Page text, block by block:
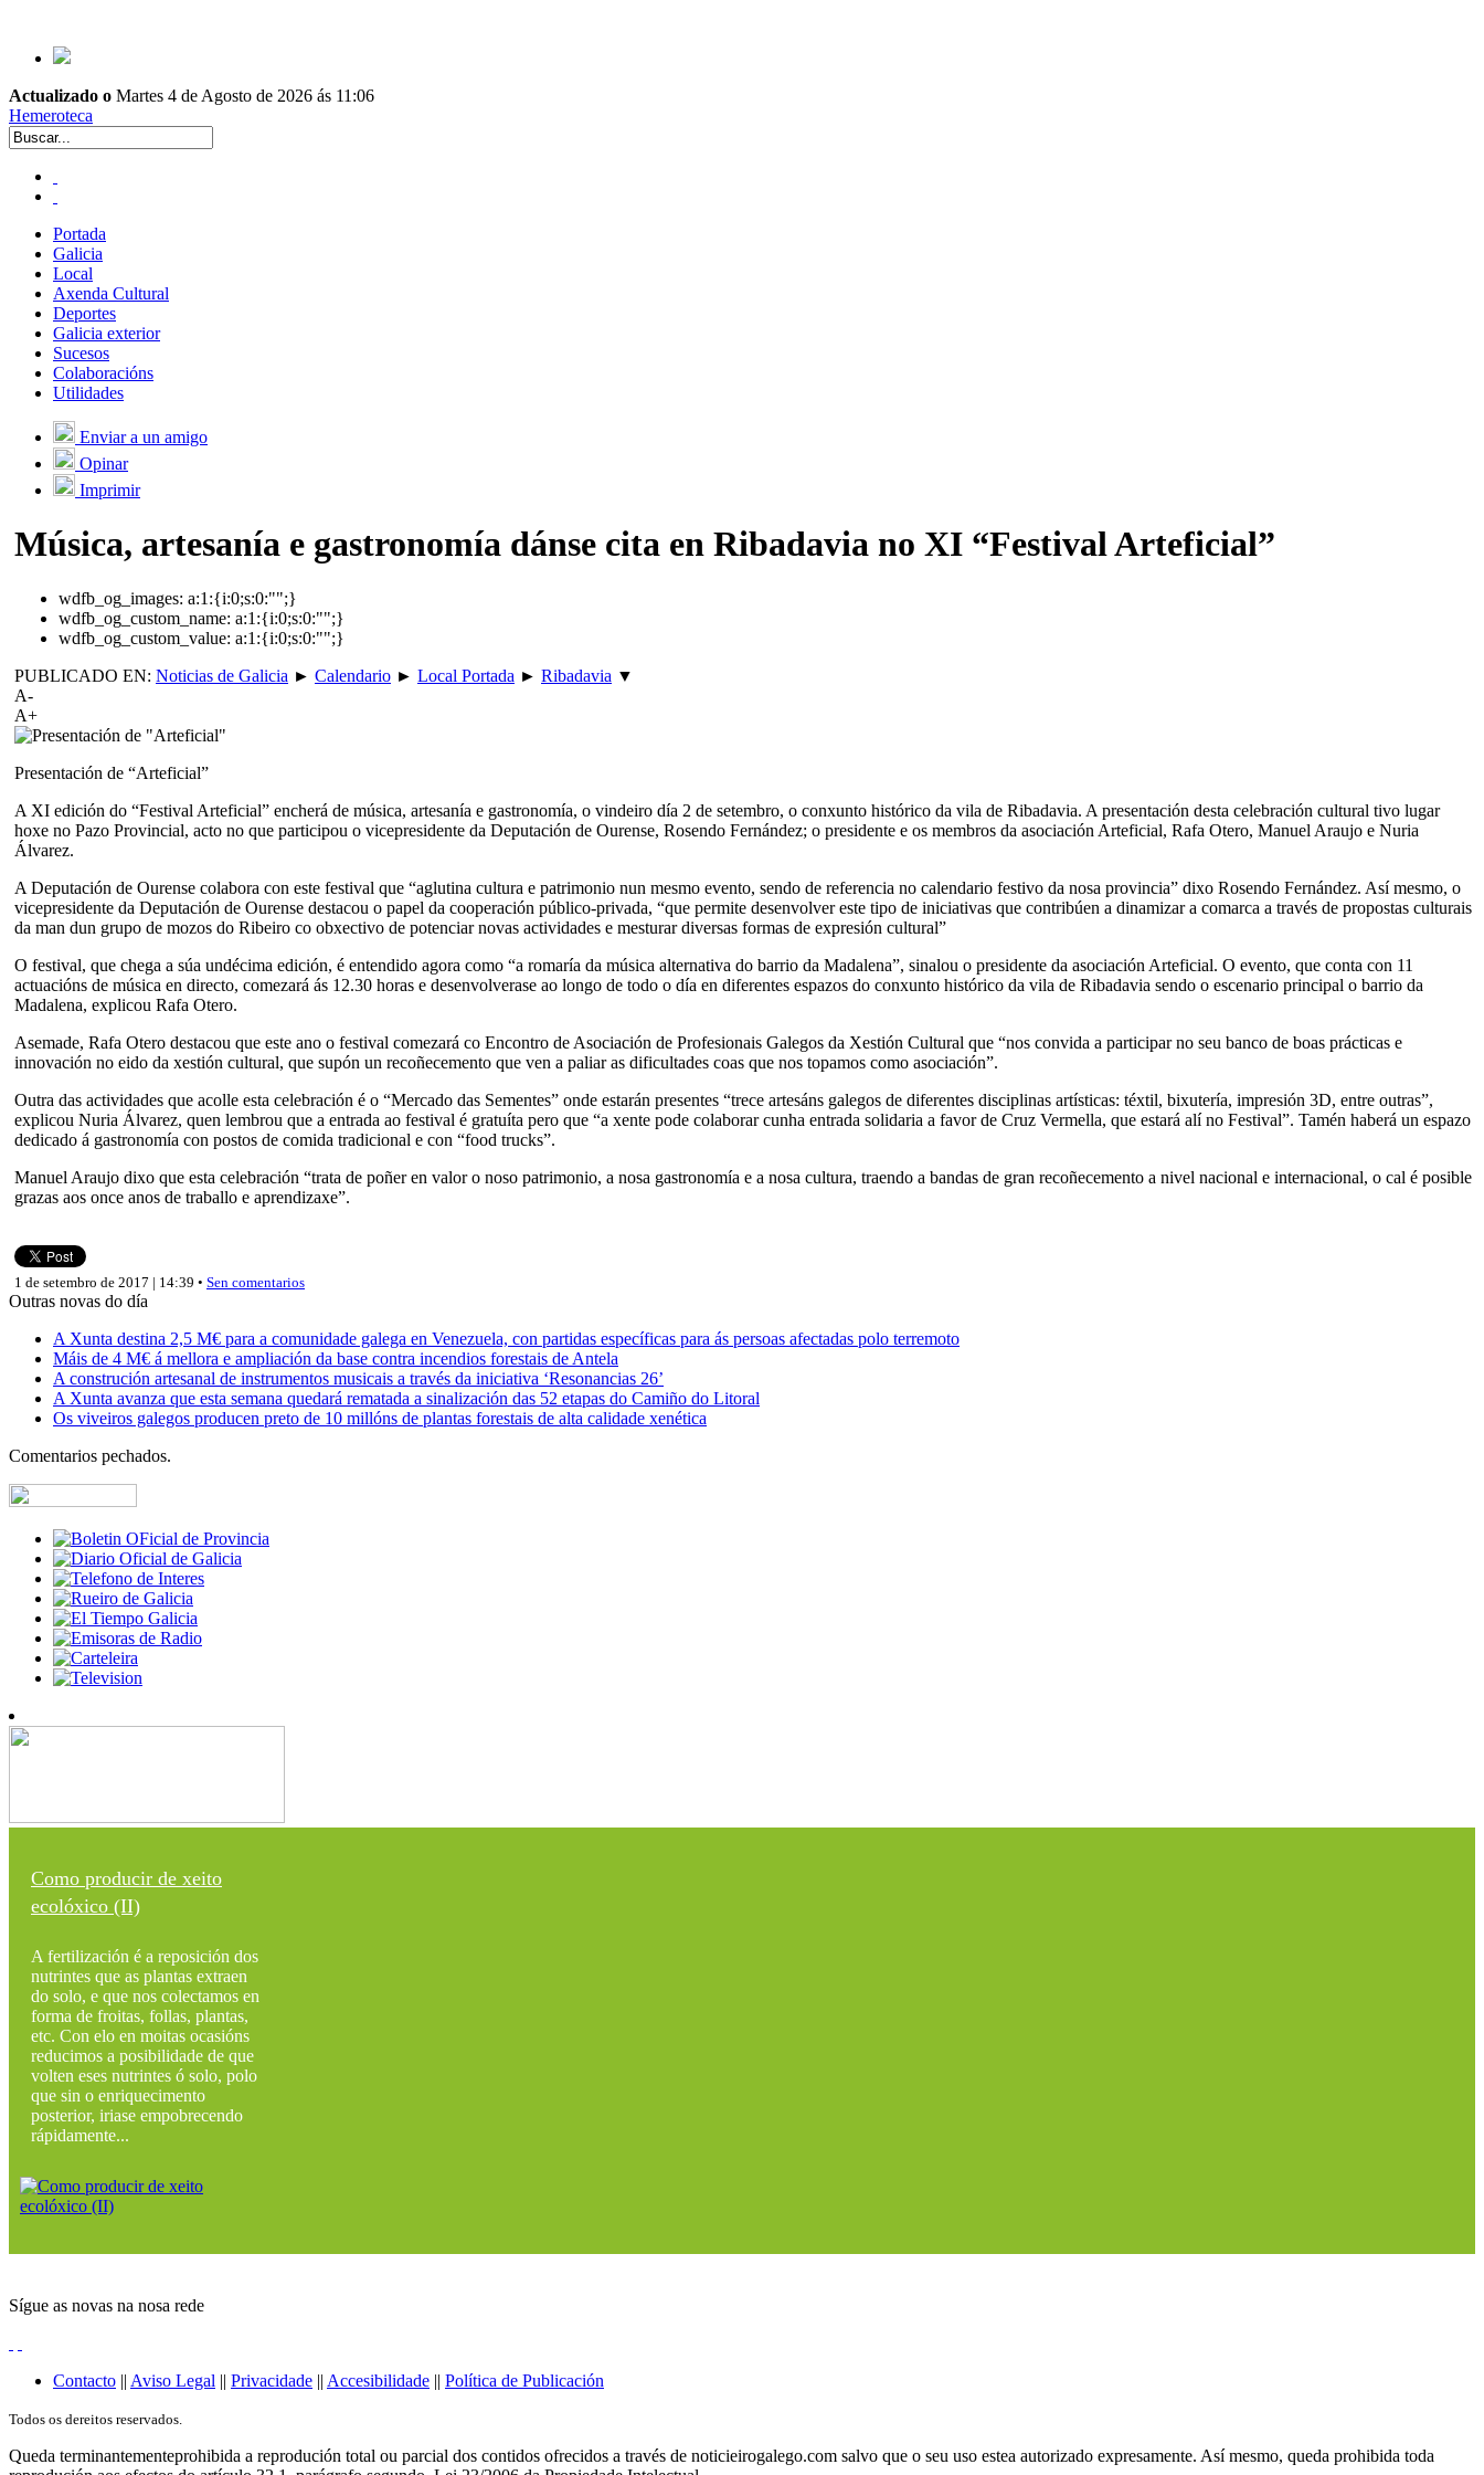
Actualizado o Martes 4 de Agosto de 2026 ás 11:06
Hemeroteca
Portada
Galicia
Local
Axenda Cultural
Deportes
Galicia exterior
Sucesos
Colaboracións
Utilidades
Enviar a un amigo
Opinar
Imprimir
Música, artesanía e gastronomía dánse cita en Ribadavia no XI “Festival Arteficial”
wdfb_og_images: a:1:{i:0;s:0:"";}
wdfb_og_custom_name: a:1:{i:0;s:0:"";}
wdfb_og_custom_value: a:1:{i:0;s:0:"";}
PUBLICADO EN: Noticias de Galicia ► Calendario ► Local Portada ► Ribadavia ▼
A-
A+
Presentación de “Arteficial”
A XI edición do “Festival Arteficial” encherá de música, artesanía e gastronomía, o vindeiro día 2 de setembro, o conxunto histórico da vila de Ribadavia. A presentación desta celebración cultural tivo lugar
hoxe no Pazo Provincial, acto no que participou o vicepresidente da Deputación de Ourense, Rosendo Fernández; o presidente e os membros da asociación Arteficial, Rafa Otero, Manuel Araujo e Nuria
Álvarez.
A Deputación de Ourense colabora con este festival que “aglutina cultura e patrimonio nun mesmo evento, sendo de referencia no calendario festivo da nosa provincia” dixo Rosendo Fernández. Así mesmo, o
vicepresidente da Deputación de Ourense destacou o papel da cooperación público-privada, “que permite desenvolver este tipo de iniciativas que contribúen a dinamizar a comarca a través de propostas culturais
da man dun grupo de mozos do Ribeiro co obxectivo de potenciar novas actividades e mesturar diversas formas de expresión cultural”
O festival, que chega a súa undécima edición, é entendido agora como “a romaría da música alternativa do barrio da Madalena”, sinalou o presidente da asociación Arteficial. O evento, que conta con 11
actuacións de música en directo, comezará ás 12.30 horas e desenvolverase ao longo de todo o día en diferentes espazos do conxunto histórico da vila de Ribadavia sendo o escenario principal o barrio da
Madalena, explicou Rafa Otero.
Asemade, Rafa Otero destacou que este ano o festival comezará co Encontro de Asociación de Profesionais Galegos da Xestión Cultural que “nos convida a participar no seu banco de boas prácticas e
innovación no eido da xestión cultural, que supón un recoñecemento que ven a paliar as dificultades coas que nos topamos como asociación”.
Outra das actividades que acolle esta celebración é o “Mercado das Sementes” onde estarán presentes “trece artesáns galegos de diferentes disciplinas artísticas: téxtil, bixutería, impresión 3D, entre outras”,
explicou Nuria Álvarez, quen lembrou que a entrada ao festival é gratuíta pero que “a xente pode colaborar cunha entrada solidaria a favor de Cruz Vermella, que estará alí no Festival”. Tamén haberá un espazo
dedicado á gastronomía con postos de comida tradicional e con “food trucks”.
Manuel Araujo dixo que esta celebración “trata de poñer en valor o noso patrimonio, a nosa gastronomía e a nosa cultura, traendo a bandas de gran recoñecemento a nivel nacional e internacional, o cal é posible
grazas aos once anos de traballo e aprendizaxe”.
1 de setembro de 2017 | 14:39 • Sen comentarios
Outras novas do día
A Xunta destina 2,5 M€ para a comunidade galega en Venezuela, con partidas específicas para ás persoas afectadas polo terremoto
Máis de 4 M€ á mellora e ampliación da base contra incendios forestais de Antela
A construción artesanal de instrumentos musicais a través da iniciativa ‘Resonancias 26’
A Xunta avanza que esta semana quedará rematada a sinalización das 52 etapas do Camiño do Litoral
Os viveiros galegos producen preto de 10 millóns de plantas forestais de alta calidade xenética
Comentarios pechados.
Como producir de xeito
ecolóxico (II)
A fertilización é a reposición dos
nutrintes que as plantas extraen
do solo, e que nos colectamos en
forma de froitas, follas, plantas,
etc. Con elo en moitas ocasións
reducimos a posibilidade de que
volten eses nutrintes ó solo, polo
que sin o enriquecimento
posterior, iriase empobrecendo
rápidamente...
Sígue as novas na nosa rede
Contacto || Aviso Legal || Privacidade || Accesibilidade || Política de Publicación
Todos os dereitos reservados.
Queda terminantementeprohibida a reprodución total ou parcial dos contidos ofrecidos a través de noticieirogalego.com salvo que o seu uso estea autorizado expresamente. Así mesmo, queda prohibida toda